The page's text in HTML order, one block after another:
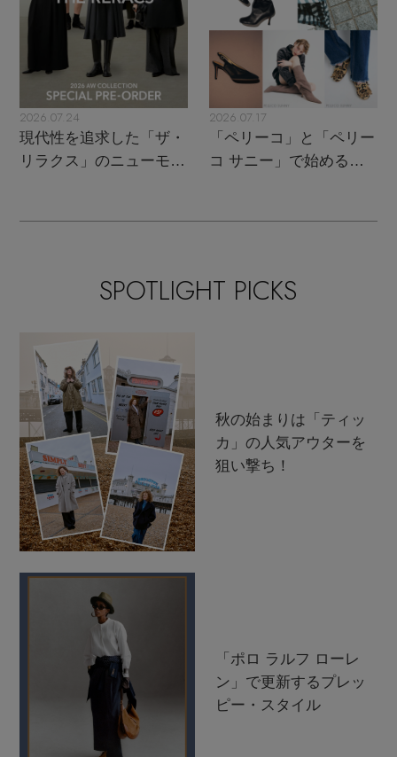
2026.07.24
現代性を追求した「ザ・
リラクス」のニューモダ
2026.07.17
「ペリーコ」と「ペリー
コ サニー」で始める秋
SPOTLIGHT PICKS
秋の始まりは「ティッ
カ」の人気アウターを
狙い撃ち！
「ポロ ラルフ ローレ
ン」で更新するプレッ
ピー・スタイル